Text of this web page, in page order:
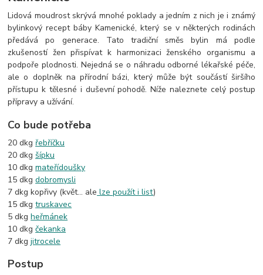
Lidová moudrost skrývá mnohé poklady a jedním z nich je i známý
bylinkový recept báby Kamenické, který se v některých rodinách
předává po generace. Tato tradiční směs bylin má podle
zkušeností žen přispívat k harmonizaci ženského organismu a
podpoře plodnosti. Nejedná se o náhradu odborné lékařské péče,
ale o doplněk na přírodní bázi, který může být součástí širšího
přístupu k tělesné i duševní pohodě. Níže naleznete celý postup
přípravy a užívání.
Co bude potřeba
20 dkg řebříčku
20 dkgšípku
10 dkgmateřídoušky
15 dkgdobromysli
7 dkg kopřivy (květ... ale lze použít i list)
15 dkgtruskavec
5 dkgheřmánek
10 dkgčekanka
7 dkgjitrocele
Postup